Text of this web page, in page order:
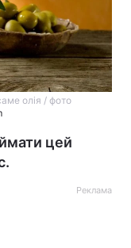
олія / фото
цей
Реклама